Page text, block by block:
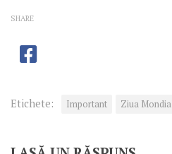
SHARE
Etichete: Important Ziua